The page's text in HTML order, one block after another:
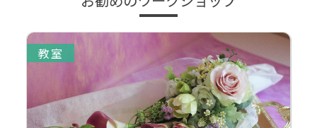
教室